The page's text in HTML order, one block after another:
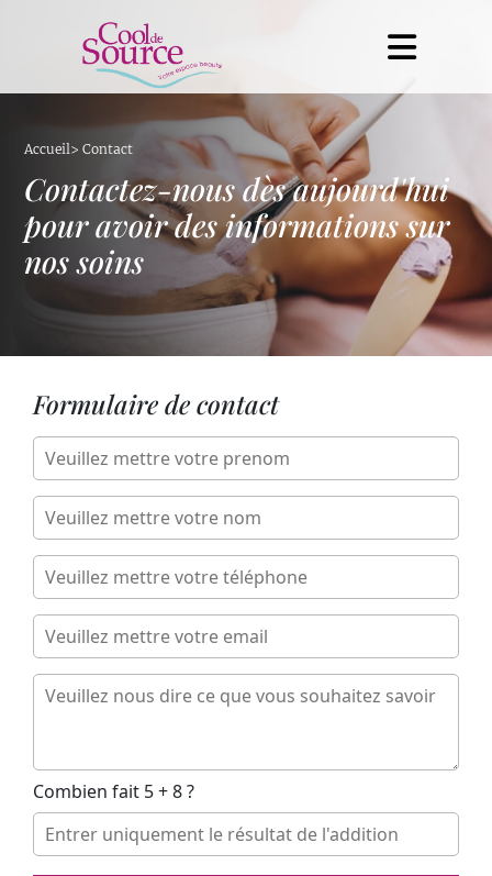
Accueil>Contact
Contactez-nous dès aujourd'hui
pour avoir des informations sur
nos soins
Formulaire de contact
Combien fait 5 + 8 ?